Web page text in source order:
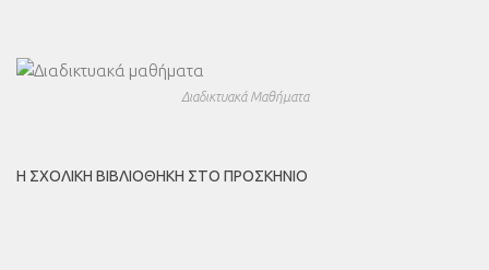
Διαδικτυακά Μαθήματα
Η ΣΧΟΛΙΚΉ ΒΙΒΛΙΟΘΉΚΗ ΣΤΟ ΠΡΟΣΚΉΝΙΟ